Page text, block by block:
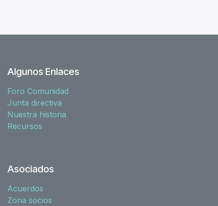
Algunos Enlaces
Foro Comunidad
Junta directiva
Nuestra historia
Recursos
Asociados
Acuerdos
Zona socios